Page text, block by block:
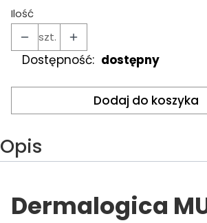
Ilość
szt.
Dostępność: dostępny
Dodaj do koszyka
Opis
Dermalogica